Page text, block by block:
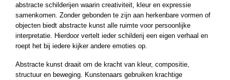
abstracte schilderijen waarin creativiteit, kleur en expressie
samenkomen. Zonder gebonden te zijn aan herkenbare vormen of
objecten biedt abstracte kunst alle ruimte voor persoonlijke
interpretatie. Hierdoor vertelt ieder schilderij een eigen verhaal en
roept het bij iedere kijker andere emoties op.
Abstracte kunst draait om de kracht van kleur, compositie,
structuur en beweging. Kunstenaars gebruiken krachtige